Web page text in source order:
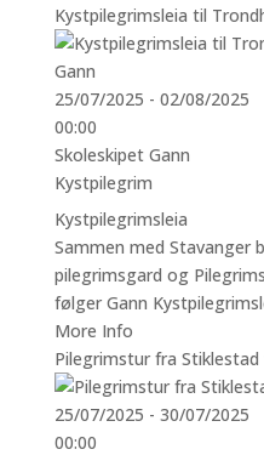
Kystpilegrimsleia til
25/07/2025 - 02/08/2025
00:00
Skoleskipet Gann
Kystpilegrim
Kystpilegrimsleia
Sammen med Stavanger
pilegrimsgard og
følger Gann
More Info
Pilegrimstur fra
25/07/2025 - 30/07/2025
00:00